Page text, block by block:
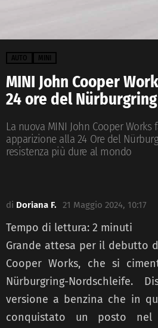
AUTO MINI
MINI John Cooper
24 ore del
La nuova MINI John Cooper Works
apparizione alla 24 Ore del
resistenza più dure al mondo
di Doriana F. 21 Maggio 2024, 10:17
Tempo di lettura: 2 minuti
Grande attesa per il debutto
Cooper Works, che si
Nürburgring-Nordschleife.
versione a benzina che in
conquistato un posto